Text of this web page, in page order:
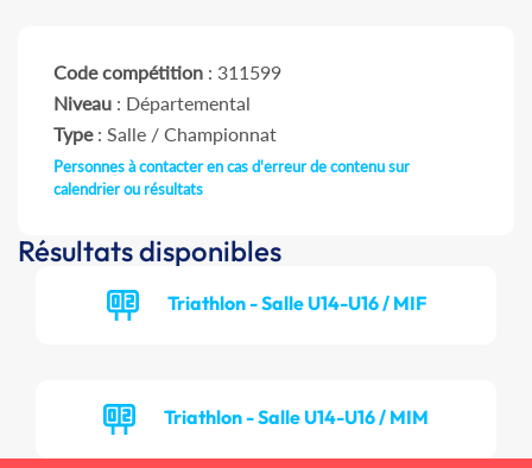
Code compétition : 311599
Niveau : Départemental
Type: Salle / Championnat
Personnes à contacter en cas d'erreur de contenu sur
calendrier ou résultats
Résultats disponibles
Triathlon - Salle U14-U16 / MIF
Triathlon - Salle U14-U16 / MIM